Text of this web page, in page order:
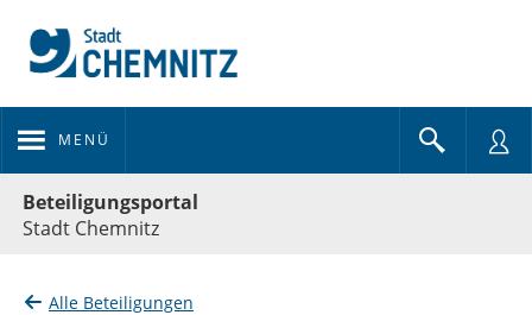
MENÜ
Beteiligungsportal
Stadt Chemnitz
Alle Beteiligungen